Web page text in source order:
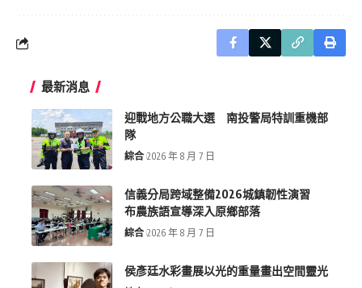
最新消息
迎戰地方公職大選 南投警局特訓重機部
隊
綜合 2026 年 8 月 7 日
信義分局跨域整備2026城鎮韌性演習
布農族語宣導深入原鄉部落
綜合 2026 年 8 月 7 日
侯彥廷水彩畫展以光的重量畫出空間靈光